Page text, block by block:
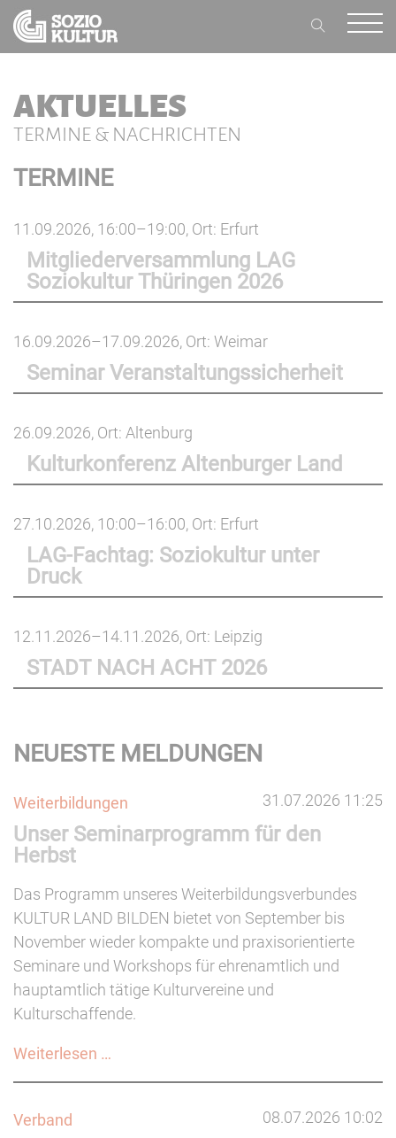
AKTUELLES
TERMINE & NACHRICHTEN
TERMINE
11.09.2026, 16:00–19:00, Ort: Erfurt
Mitgliederversammlung LAG
Soziokultur Thüringen 2026
16.09.2026–17.09.2026, Ort: Weimar
Seminar Veranstaltungssicherheit
26.09.2026, Ort: Altenburg
Kulturkonferenz Altenburger Land
27.10.2026, 10:00–16:00, Ort: Erfurt
LAG-Fachtag: Soziokultur unter
Druck
12.11.2026–14.11.2026, Ort: Leipzig
STADT NACH ACHT 2026
NEUESTE MELDUNGEN
31.07.2026 11:25
Weiterbildungen
Unser Seminarprogramm für den
Herbst
Das Programm unseres Weiterbildungsverbundes
KULTUR LAND BILDEN bietet von September bis
November wieder kompakte und praxisorientierte
Seminare und Workshops für ehrenamtlich und
hauptamtlich tätige Kulturvereine und
Kulturschaffende.
Weiterlesen …
08.07.2026 10:02
Verband